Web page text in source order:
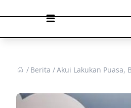
Open main menu
Berita Akui Lakukan Puasa,